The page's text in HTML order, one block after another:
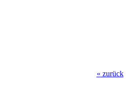
« zurück